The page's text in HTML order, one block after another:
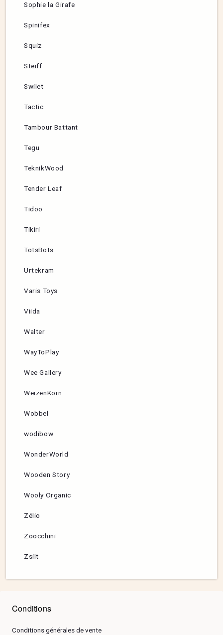
Sophie la Girafe
Spinifex
Squiz
Steiff
Swilet
Tactic
Tambour Battant
Tegu
TeknikWood
Tender Leaf
Tidoo
Tikiri
TotsBots
Urtekram
Varis Toys
Viida
Walter
WayToPlay
Wee Gallery
WeizenKorn
Wobbel
wodibow
WonderWorld
Wooden Story
Wooly Organic
Zélio
Zoocchini
Zsilt
Conditions
Conditions générales de vente